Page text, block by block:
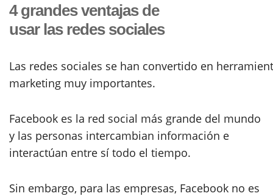
4 grandes ventajas de
usar las redes sociales
Las redes sociales se han convertido en
marketing muy importantes.
Facebook es la red social más grande del mundo
y las personas intercambian información e
interactúan entre sí todo el tiempo.
Sin embargo, para las empresas, Facebook no es